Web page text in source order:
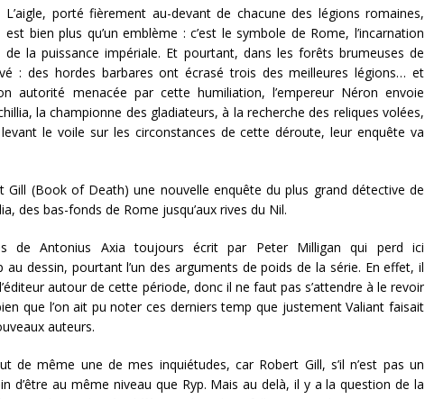
L’aigle, porté fièrement au-devant de chacune des légions romaines,
est bien plus qu’un emblème : c’est le symbole de Rome, l’incarnation
de la puissance impériale. Et pourtant, dans les forêts brumeuses de
: des hordes barbares ont écrasé trois des meilleures légions… et
autorité menacée par cette humiliation, l’empereur Néron envoie
la championne des gladiateurs, à la recherche des reliques volées,
le voile sur les circonstances de cette déroute, leur enquête va
Gill (Book of Death) une nouvelle enquête du plus grand détective de
des bas-fonds de Rome jusqu’aux rives du Nil.
de Antonius Axia toujours écrit par Peter Milligan qui perd ici
au dessin, pourtant l’un des arguments de poids de la série. En effet, il
autour de cette période, donc il ne faut pas s’attendre à le revoir
que l’on ait pu noter ces derniers temp que justement Valiant faisait
auteurs.
de même une de mes inquiétudes, car Robert Gill, s’il n’est pas un
d’être au même niveau que Ryp. Mais au delà, il y a la question de la